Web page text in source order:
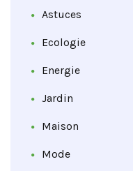
Astuces
Ecologie
Energie
Jardin
Maison
Mode